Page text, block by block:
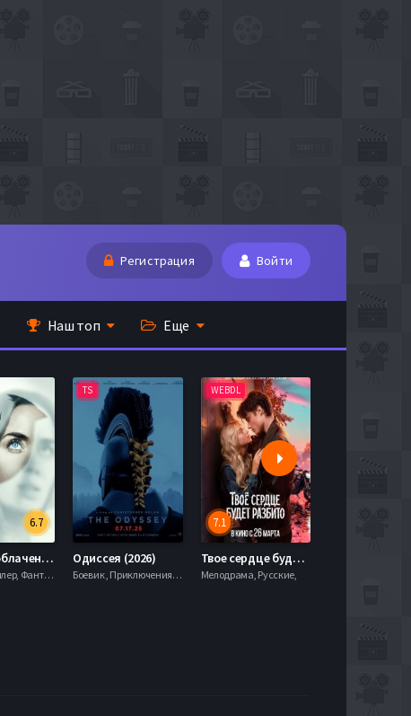
Регистрация Войти
Наш топ Еще
6.7
День разоблачения (2026)
Драма, Триллер, Фантастика,
TS
Одиссея (2026)
Боевик , Приключения, Фэнтези,
WEBDL
7.1
Твое сердце будет разбито (2026)
Мелодрама, Русские,